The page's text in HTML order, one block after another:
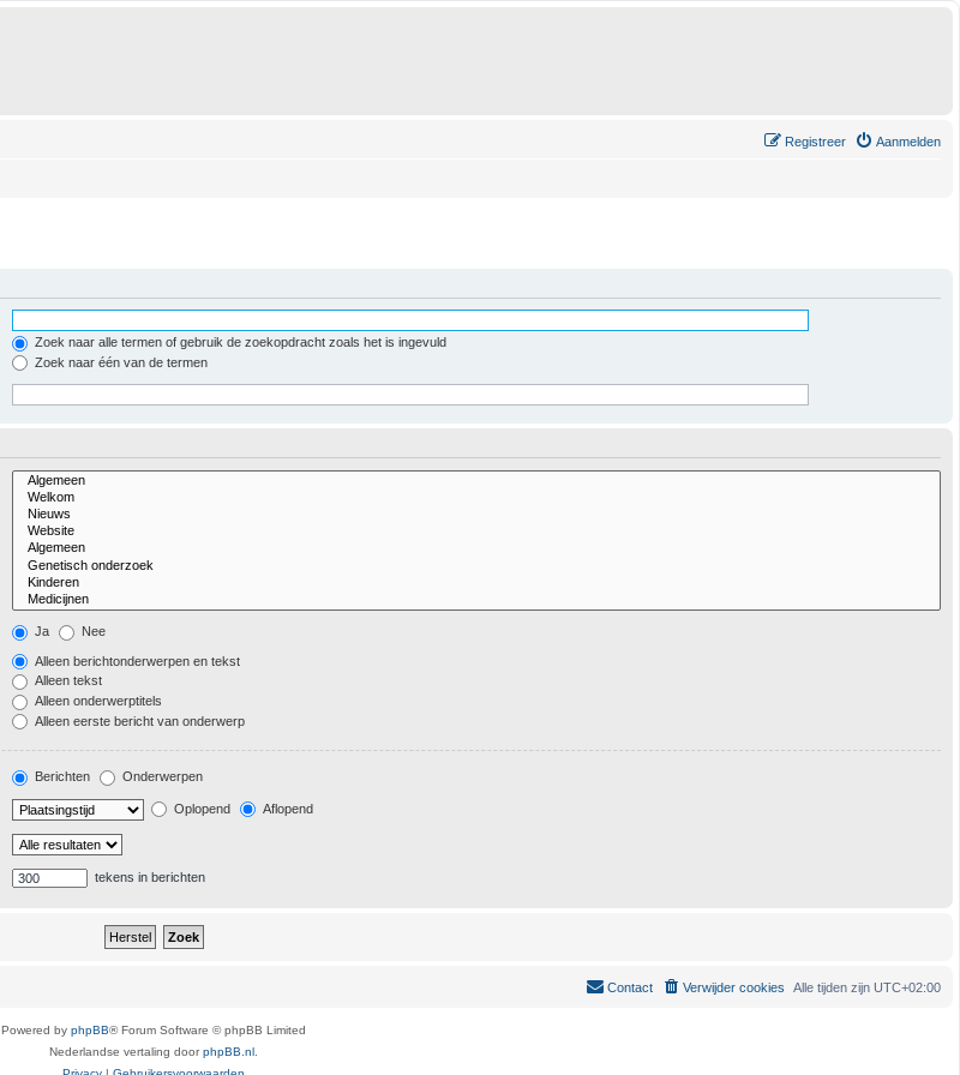
Aanmelden
Registreer
Zoek naar alle termen of gebruik de zoekopdracht zoals het is ingevuld
Zoek naar één van de termen
Ja Nee
Alleen berichtonderwerpen en tekst
Alleen tekst
Alleen onderwerptitels
Alleen eerste bericht van onderwerp
Berichten Onderwerpen
Oplopend Aflopend
tekens in berichten
Alle tijden zijn UTC+02:00
Verwijder cookies
Contact
Powered by phpBB® Forum Software © phpBB Limited
Nederlandse vertaling doorphpBB.nl